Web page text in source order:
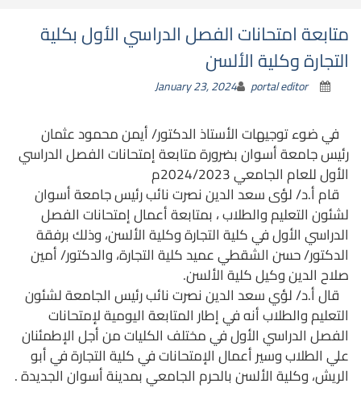
متابعة امتحانات الفصل الدراسي الأول بكلية
التجارة وكلية الألسن
January 23, 2024 portal editor
في ضوء توجيهات الأستاذ الدكتور/ أيمن محمود عثمان
رئيس جامعة أسوان بضرورة متابعة إمتحانات الفصل الدراسي
الأول للعام الجامعي 2024/2023م
قام أ.د/ لؤى سعد الدين نصرت نائب رئيس جامعة أسوان
لشئون التعليم والطلاب ، بمتابعة أعمال إمتحانات الفصل
الدراسي الأول في كلية التجارة وكلية الألسن، وذلك برفقة
الدكتور/ حسن الشقطي عميد كلية التجارة، والدكتور/ أمين
صلاح الدين وكيل كلية الألسن.
قال أ.د/ لؤي سعد الدين نصرت نائب رئيس الجامعة لشئون
التعليم والطلاب أنه في إطار المتابعة اليومية لإمتحانات
الفصل الدراسي الأول في مختلف الكليات من أجل الإطمئنان
علي الطلاب وسير أعمال الإمتحانات في كلية التجارة في أبو
الريش، وكلية الألسن بالحرم الجامعي بمدينة أسوان الجديدة .